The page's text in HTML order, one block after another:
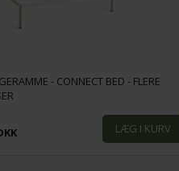
- CONNECT BED - FLERE